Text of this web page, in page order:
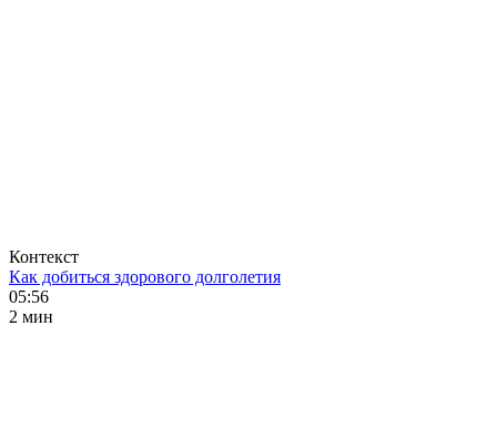
Контекст
Как добиться здорового долголетия
05:56
2 мин